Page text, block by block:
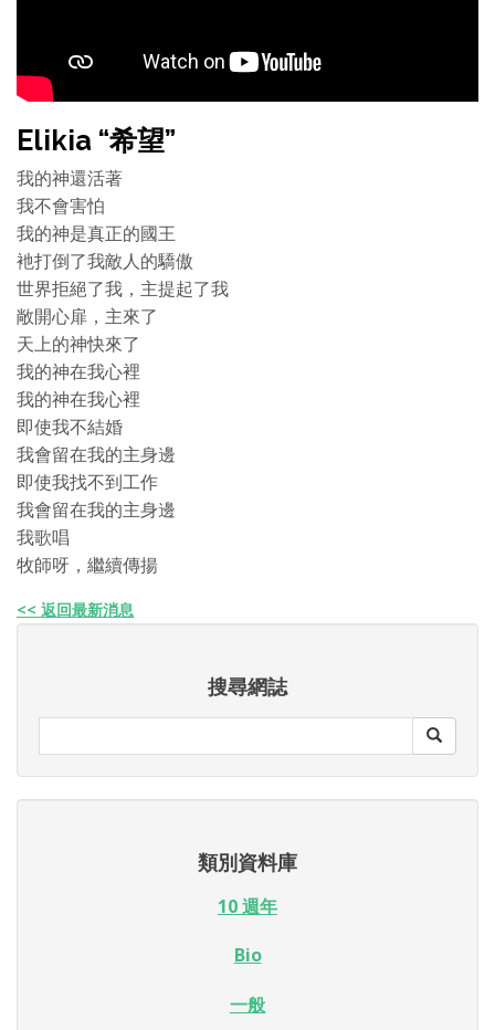
Elikia “希望”
我的神還活著
我不會害怕
我的神是真正的國王
衪打倒了我敵人的驕傲
世界拒絕了我，主提起了我
敞開心扉，主來了
天上的神快來了
我的神在我心裡
我的神在我心裡
即使我不結婚
我會留在我的主身邊
即使我找不到工作
我會留在我的主身邊
我歌唱
牧師呀，繼續傳揚
<< 返回最新消息
搜尋網誌
類別資料庫
10 週年
Bio
一般